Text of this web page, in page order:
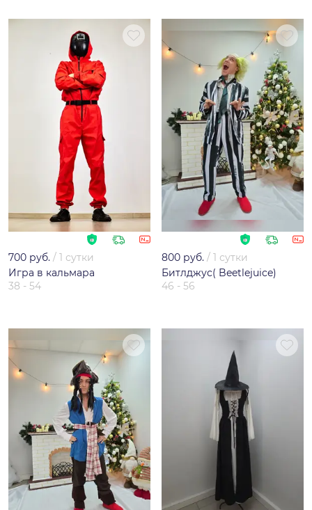
700 руб. / 1 сутки
Игра в кальмара
38 - 54
800 руб. / 1 сутки
Битлджус( Beetlejuice)
46 - 56